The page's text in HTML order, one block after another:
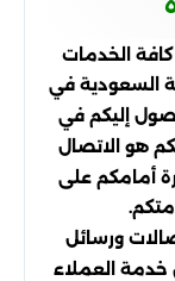
الخدمات
السعودية في
إليكم في
هو الاتصال
أمامكم على
ورسائل
خدمة العملاء